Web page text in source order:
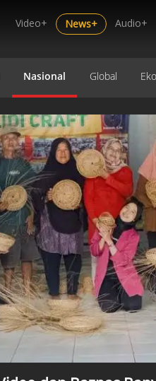
Video+ News+ Audio+
Nasional Global